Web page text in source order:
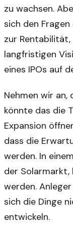
zu wachsen.
sich den
zur
langfristigen
eines IPOs auf
Nehmen wir
könnte das die
Expansion
dass die
werden. In
der Solarmarkt,
werden.
sich die Dinge
entwickeln.